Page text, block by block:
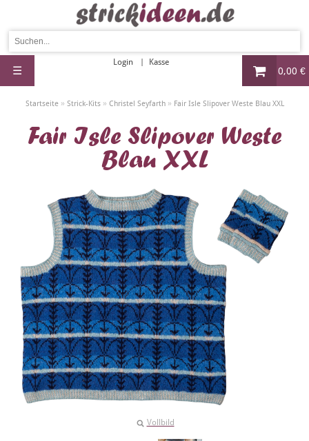
0,00 €
Login Kasse
☰
Startseite» Strick-Kits» Christel Seyfarth» Fair Isle Slipover Weste Blau XXL
Fair Isle Slipover Weste
Blau XXL
Vollbild